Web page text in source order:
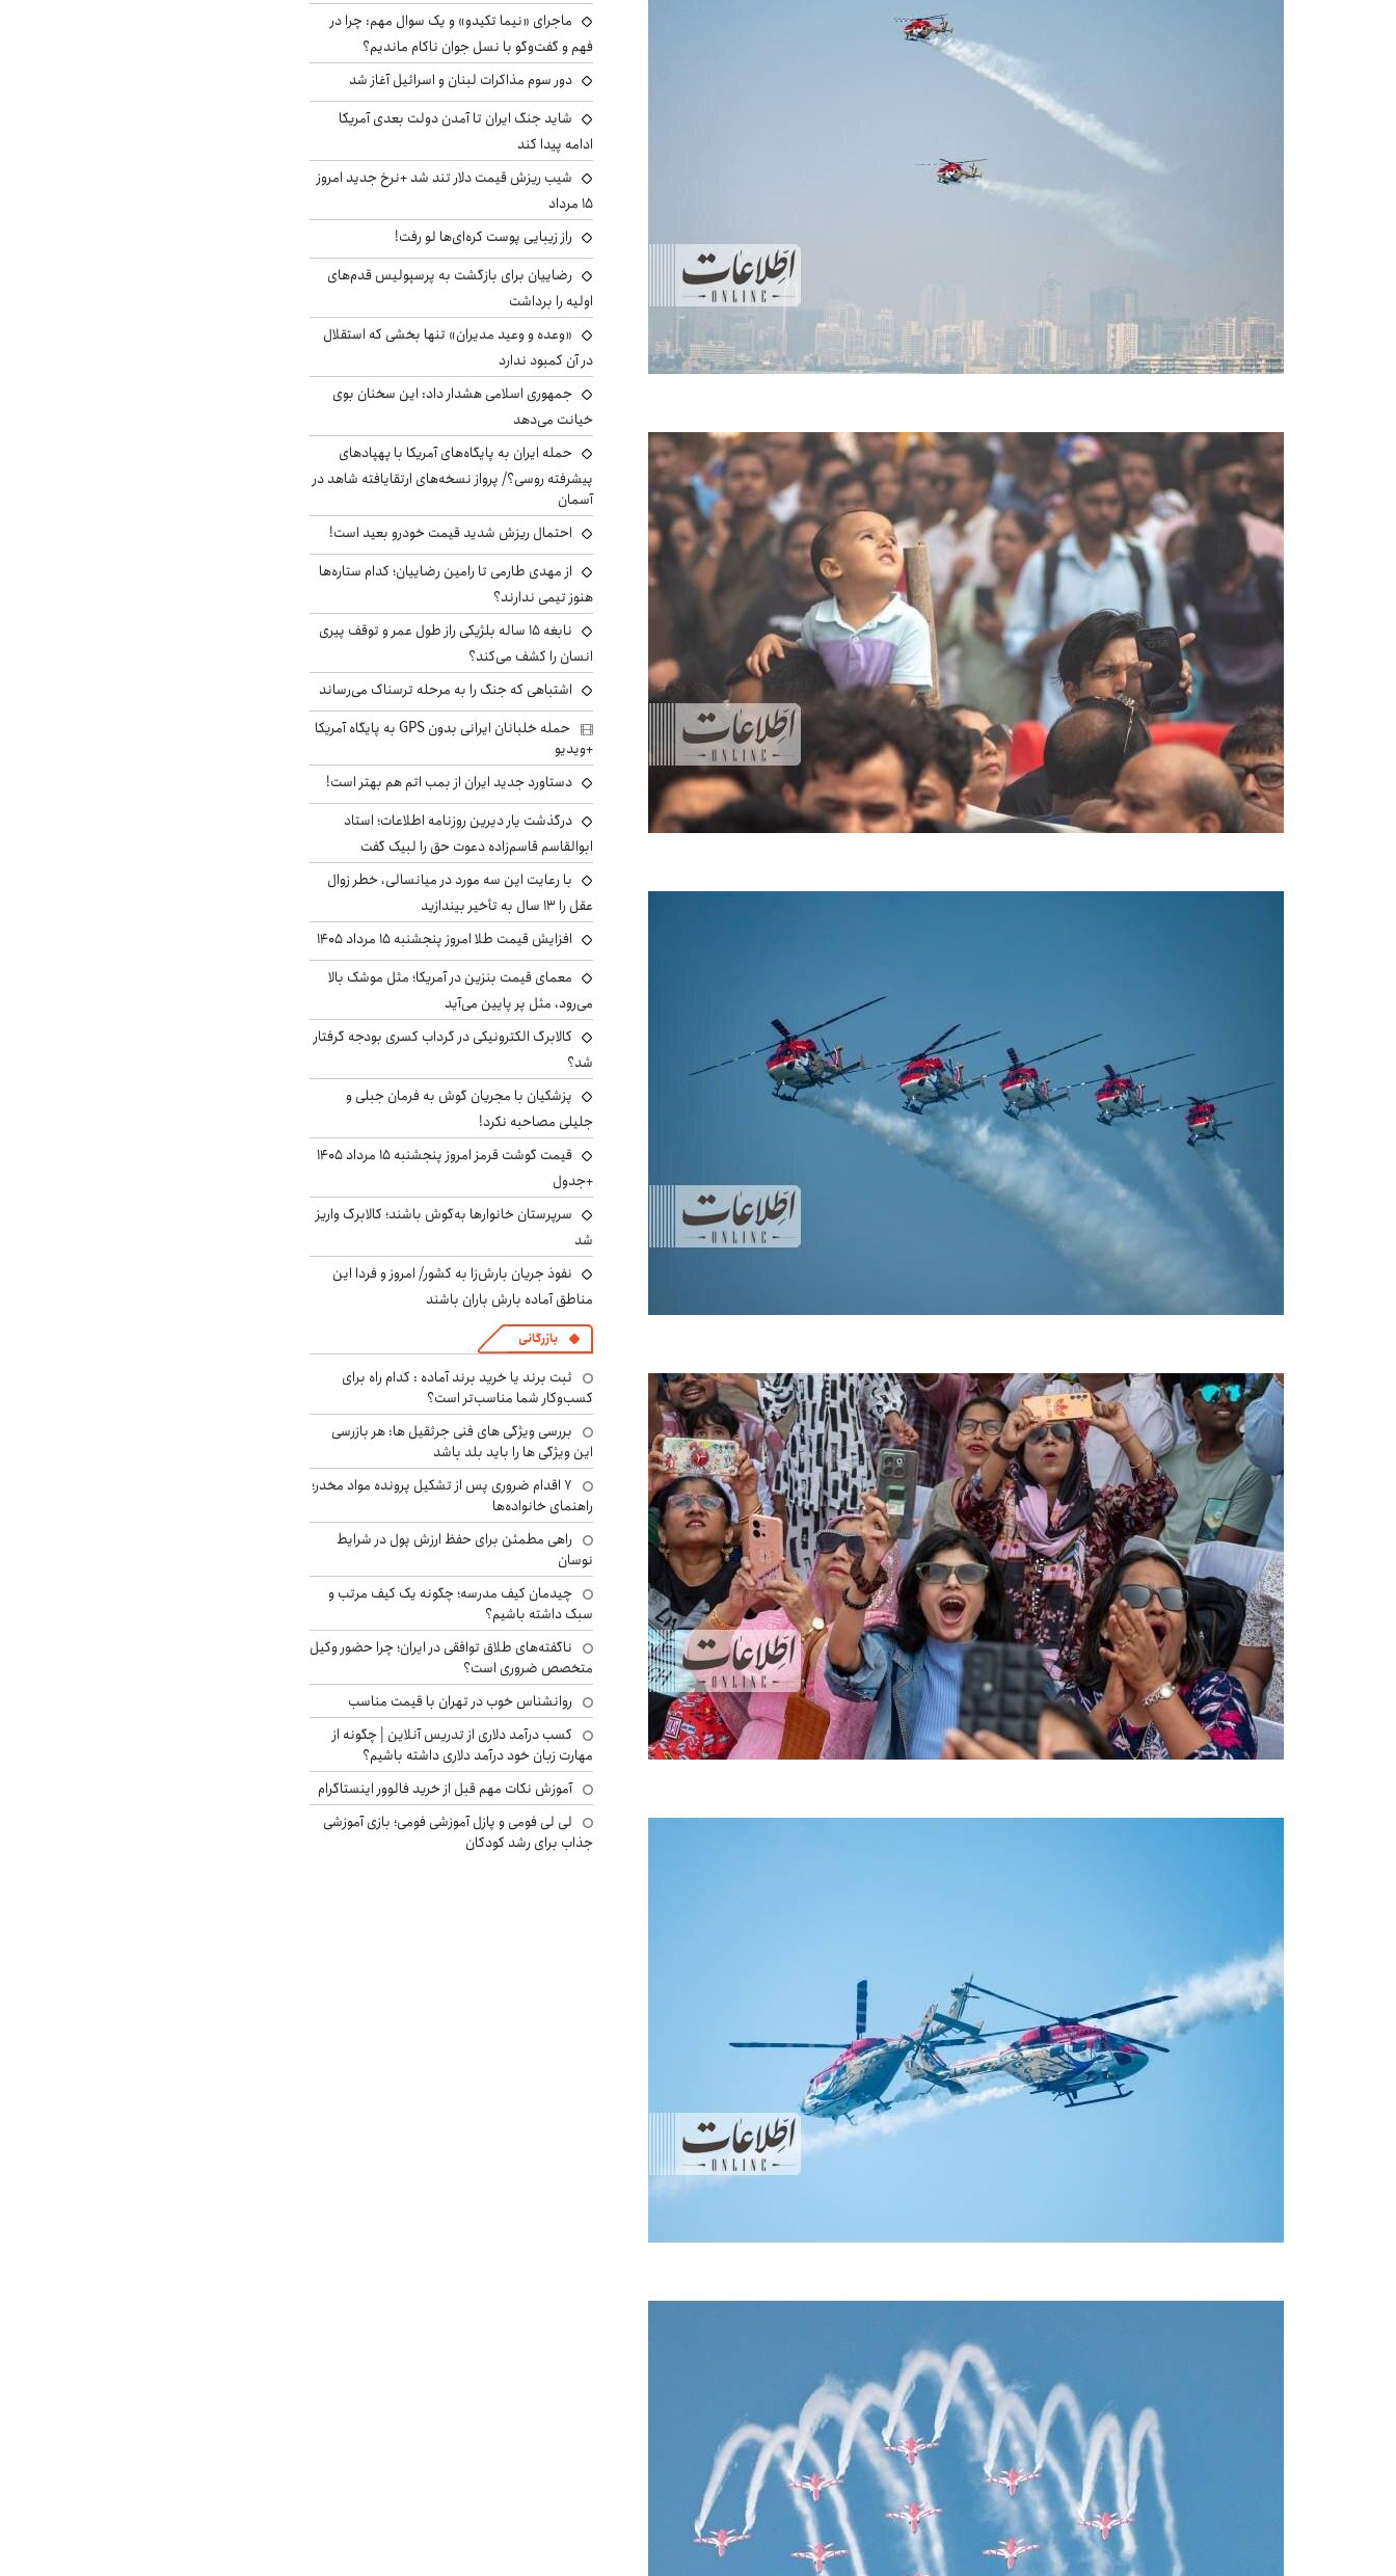
ماجرای «نیما تکیدو» و یک سوال مهم: چرا در
فهم و گفت‌وگو با نسل جوان ناکام ماندیم؟
دور سوم مذاکرات لبنان و اسرائیل آغاز شد
شاید جنگ ایران تا آمدن دولت بعدی آمریکا
ادامه پیدا کند
شیب ریزش قیمت دلار تند شد +نرخ جدید امروز
۱۵ مرداد
راز زیبایی پوست کره‌ای‌ها لو رفت!
رضاییان برای بازگشت به پرسپولیس قدم‌های
اولیه را برداشت
«وعده و وعید مدیران» تنها بخشی که استقلال
در آن کمبود ندارد
جمهوری اسلامی هشدار داد: این سخنان بوی
خیانت می‌دهد
حمله ایران به پایگاه‌های آمریکا با پهپادهای
پیشرفته روسی؟/ پرواز نسخه‌های ارتقایافته شاهد در
آسمان
احتمال ریزش شدید قیمت خودرو بعید است!
از مهدی طارمی تا رامین رضاییان؛ کدام ستاره‌ها
هنوز تیمی ندارند؟
نابغه ۱۵ ساله بلژیکی راز طول عمر و توقف پیری
انسان را کشف می‌کند؟
اشتباهی که جنگ را به مرحله ترسناک می‌رساند
حمله خلبانان ایرانی بدون GPS به پایگاه آمریکا
+ویدیو
دستاورد جدید ایران از بمب اتم هم بهتر است!
درگذشت یار دیرین روزنامه اطلاعات؛ استاد
ابوالقاسم قاسم‌زاده دعوت حق را لبیک گفت
با رعایت این سه مورد در میانسالی، خطر زوال
عقل را ۱۳ سال به تأخیر بیندازید
افزایش قیمت طلا امروز پنجشنبه ۱۵ مرداد ۱۴۰۵
معمای قیمت بنزین در آمریکا؛ مثل موشک بالا
می‌رود، مثل پر پایین می‌آید
کالابرگ الکترونیکی در گرداب کسری بودجه گرفتار
شد؟
پزشکیان با مجریان گوش به فرمان جبلی و
جلیلی مصاحبه نکرد!
قیمت گوشت قرمز امروز پنجشنبه ۱۵ مرداد ۱۴۰۵
+جدول
سرپرستان خانوارها به‌گوش باشند؛ کالابرگ واریز
شد
نفوذ جریان بارش‌زا به کشور/ امروز و فردا این
مناطق آماده بارش باران باشند
بازرگانی
ثبت برند یا خرید برند آماده : کدام راه برای
کسب‌وکار شما مناسب‌تر است؟
بررسی ویژگی های فنی جرثقیل ها: هر بازرسی
این ویژگی ها را باید بلد باشد
۷ اقدام ضروری پس از تشکیل پرونده مواد مخدر؛
راهنمای خانواده‌ها
راهی مطمئن برای حفظ ارزش پول در شرایط
نوسان
چیدمان کیف مدرسه؛ چگونه یک کیف مرتب و
سبک داشته باشیم؟
ناگفته‌های طلاق توافقی در ایران؛ چرا حضور وکیل
متخصص ضروری است؟
روانشناس خوب در تهران با قیمت مناسب
کسب درآمد دلاری از تدریس آنلاین | چگونه از
مهارت زبان خود درآمد دلاری داشته باشیم؟
آموزش نکات مهم قبل از خرید فالوور اینستاگرام
لی لی فومی و پازل آموزشی فومی؛ بازی آموزشی
جذاب برای رشد کودکان